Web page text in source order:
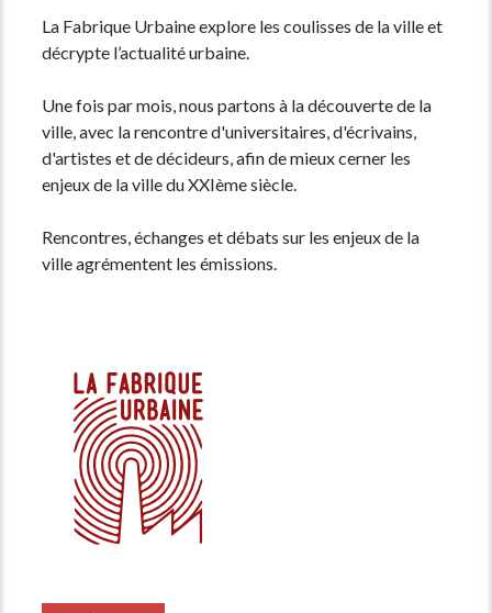
La Fabrique Urbaine explore les coulisses de la ville et
décrypte l’actualité urbaine.
Une fois par mois, nous partons à la découverte de la
ville, avec la rencontre d'universitaires, d'écrivains,
d'artistes et de décideurs, afin de mieux cerner les
enjeux de la ville du XXIème siècle.
Rencontres, échanges et débats sur les enjeux de la
ville agrémentent les émissions.